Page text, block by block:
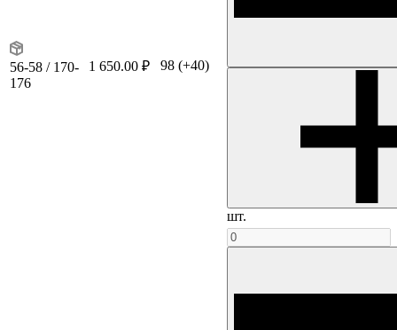
56-58 / 170-
176
1 650.00 ₽ 98 (+40)
шт.